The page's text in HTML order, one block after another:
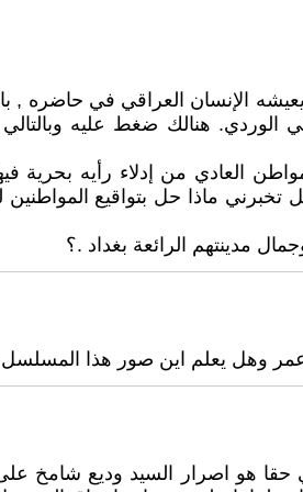
الإنسان العراقي في حاضره ,
الوردي. هنالك ضغط عليه
العادي من إدلاء رأيه
ماذا حل بتواقيع
مدينتهم الرائعة بغداد .؟
وهل يعلم اين صور هذا
حقا هو اصرار السيد وديع